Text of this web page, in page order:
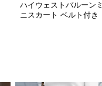
ハイウェストバルーンミ
ニスカート ベルト付き